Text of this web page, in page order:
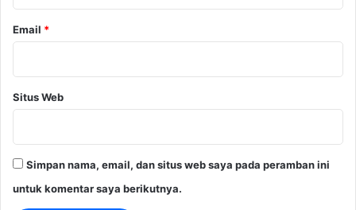
Email *
Situs Web
Simpan nama, email, dan situs web saya pada peramban ini
untuk komentar saya berikutnya.